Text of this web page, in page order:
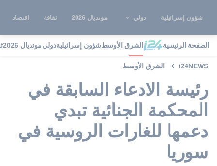
شؤون إسرائيلية دولي مونديال 2026 ثقافة اقتصاد
الصفحة الرئيسية الشرق الأوسطشؤون إسرائيليةدوليمونديال 2026
i24NEWS الشرق الأوسط
رئيسة الادعاء السابقة في
المحكمة الجنائية تبدي
دعمها للغارات الروسية في
سوريا